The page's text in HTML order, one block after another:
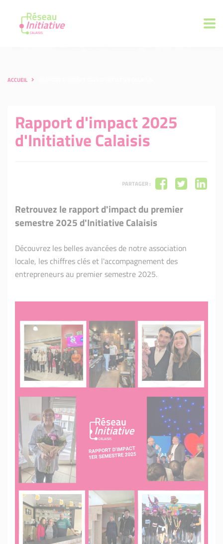
ACCUEIL
Rapport d'impact 2025
d'Initiative Calaisis
PARTAGER :
Retrouvez le rapport d'impact du premier
semestre 2025 d'Initiative Calaisis
Découvrez les belles avancées de notre association
locale, les chiffres clés et l'accompagnement des
entrepreneurs au premier semestre 2025.